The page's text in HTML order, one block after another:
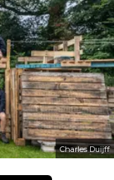
Charles Duijff